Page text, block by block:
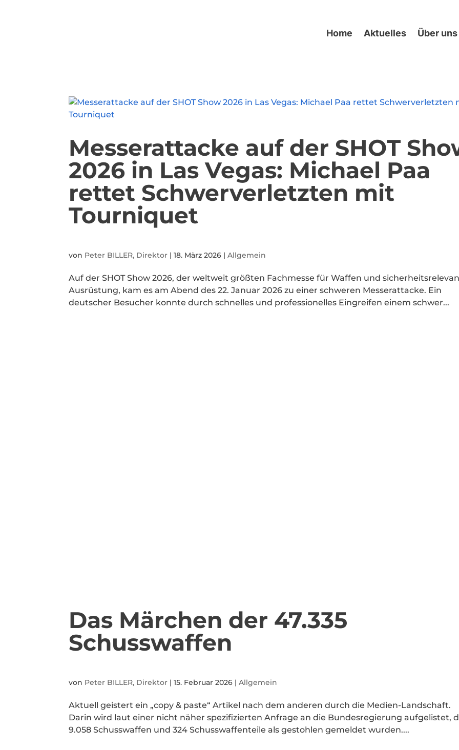
Home Aktuelles Über uns
Messerattacke auf der SHOT
2026 in Las Vegas: Michael Paa
rettet Schwerverletzten mit
Tourniquet
von Peter BILLER, Direktor |18. März 2026 |Allgemein
Auf der SHOT Show 2026, der weltweit größten Fachmesse für Waffen und
Ausrüstung, kam es am Abend des 22. Januar 2026 zu einer schweren Messerattacke. Ein
deutscher Besucher konnte durch schnelles und professionelles Eingreifen einem schwer...
Das Märchen der 47.335
Schusswaffen
von Peter BILLER, Direktor |15. Februar 2026 |Allgemein
Aktuell geistert ein „copy & paste“ Artikel nach dem anderen durch die Medien-Landschaft.
Darin wird laut einer nicht näher spezifizierten Anfrage an die Bundesregierung aufgelistet,
9.058 Schusswaffen und 324 Schusswaffenteile als gestohlen gemeldet wurden....